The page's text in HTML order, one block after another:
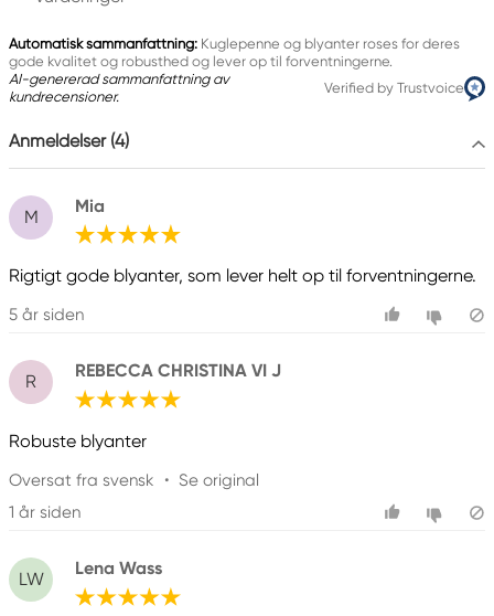
+49 (0) 911 9965-0
Automatisk sammanfattning: Kuglepenne og blyanter roses for deres
gode kvalitet og robusthed og lever op til forventningerne.
AI-genererad sammanfattning av
kundrecensioner.
Verified by Trustvoice
Anmeldelser (4)
M
Mia
Rigtigt gode blyanter, som lever helt op til forventningerne.
5 år siden
R
REBECCA CHRISTINA VI J
Robuste blyanter
Oversat fra svensk • Se original
1 år siden
LW
Lena Wass